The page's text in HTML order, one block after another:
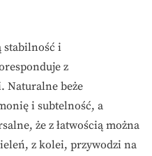
stabilność i
z
Naturalne beże
i subtelność, a
że z łatwością można
z kolei, przywodzi na